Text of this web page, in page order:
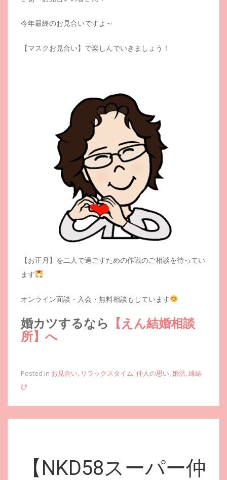
今年最終のお見合いですよ～
【マスクお見合い】で楽しんでいきましょう！
【お正月】を二人で過ごすための作戦のご相談を待ってい
ます
オンライン面談・入会・無料相談もしています
婚カツするなら
【えん結婚相談
所】へ
Posted in お見合い, リラックスタイム,仲人の思い,婚活,縁結
び
【NKD58スーパー仲